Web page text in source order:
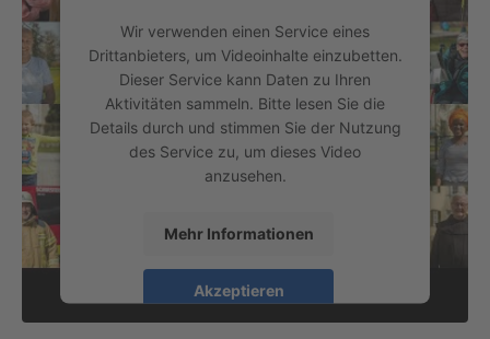
Wir verwenden einen Service eines
Drittanbieters, um Videoinhalte einzubetten.
Dieser Service kann Daten zu Ihren
Aktivitäten sammeln. Bitte lesen Sie die
Details durch und stimmen Sie der Nutzung
des Service zu, um dieses Video
anzusehen.
Mehr Informationen
Akzeptieren